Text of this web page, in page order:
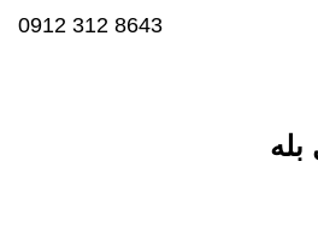
8643 312 0912